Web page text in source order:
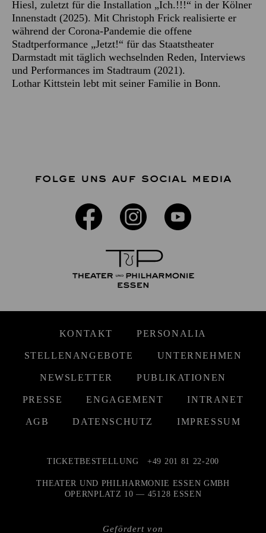
Hiesl, zuletzt für die Installation „Ich.!!!“ in der Kölner
Innenstadt (2025). Mit Christoph Frick realisierte er
während der Corona-Pandemie die offene
Stadtperformance „Jetzt!“ für das Staatstheater
Darmstadt mit täglich wechselnden Reden, Interviews
und Performances im Stadtraum (2021).
Lothar Kittstein lebt mit seiner Familie in Bonn.
FOLGE UNS AUF SOCIAL MEDIA
KONTAKT PERSONALIA
STELLENANGEBOTE UNTERNEHMEN
NEWSLETTER PUBLIKATIONEN
PRESSE ENGAGEMENT INTRANET
AGB DATENSCHUTZ IMPRESSUM
Gefördert von
TICKETBESTELLUNG +49 201 81 22-200
THEATER UND PHILHARMONIE ESSEN GMBH
OPERNPLATZ 10 — 45128 ESSEN